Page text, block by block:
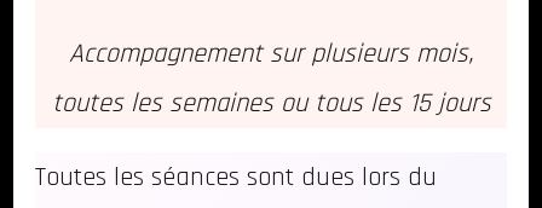
Accompagnement sur plusieurs mois,
toutes les semaines ou tous les 15 jours
Toutes les séances sont dues lors du